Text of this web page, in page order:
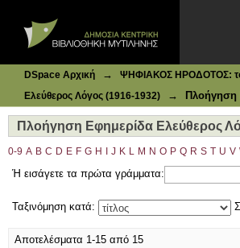
DSpace Αρχική →
ΨΗΦΙΑΚΟΣ ΗΡΟΔΟΤΟΣ: το
Ελεύθερος Λόγος (1916-1932)
→ Πλοήγηση
Πλοήγηση Εφημερίδα Ελεύθερος
0-9 A B C D E F G H J K L M N O P Q R S T U V
Ή εισάγετε τα πρώτα γράμματα:
Ταξινόμηση κατά:
Αποτελέσματα 1-15 από 15